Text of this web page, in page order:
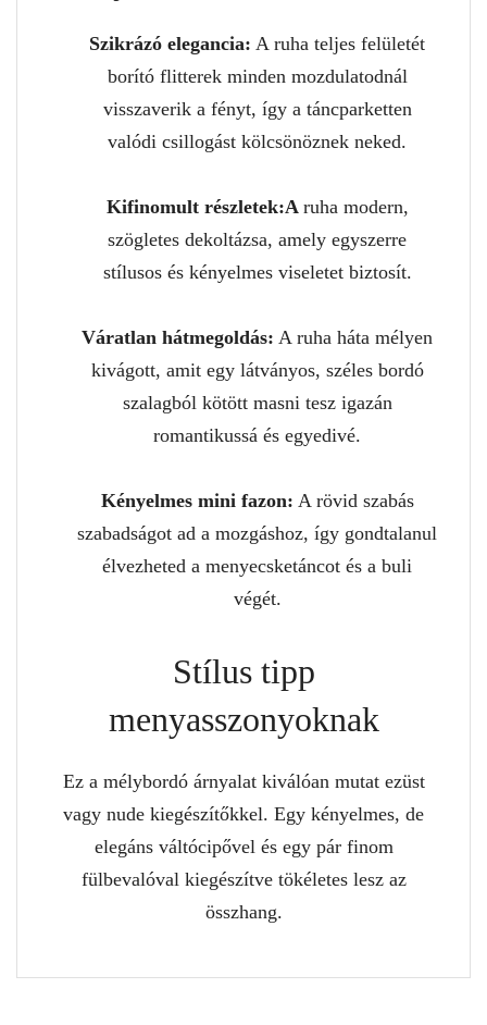
Szikrázó elegancia: A ruha teljes felületét
borító flitterek minden mozdulatodnál
visszaverik a fényt, így a táncparketten
valódi csillogást kölcsönöznek neked.
Kifinomult részletek:A ruha modern,
szögletes dekoltázsa, amely egyszerre
stílusos és kényelmes viseletet biztosít.
Váratlan hátmegoldás: A ruha háta mélyen
kivágott, amit egy látványos, széles bordó
szalagból kötött masni tesz igazán
romantikussá és egyedivé.
Kényelmes mini fazon: A rövid szabás
szabadságot ad a mozgáshoz, így gondtalanul
élvezheted a menyecsketáncot és a buli
végét.
Stílus tipp
menyasszonyoknak
Ez a mélybordó árnyalat kiválóan mutat ezüst
vagy nude kiegészítőkkel. Egy kényelmes, de
elegáns váltócipővel és egy pár finom
fülbevalóval kiegészítve tökéletes lesz az
összhang.